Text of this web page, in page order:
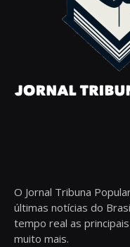
O Jornal Tribuna
últimas notícias do
tempo real as
muito mais.